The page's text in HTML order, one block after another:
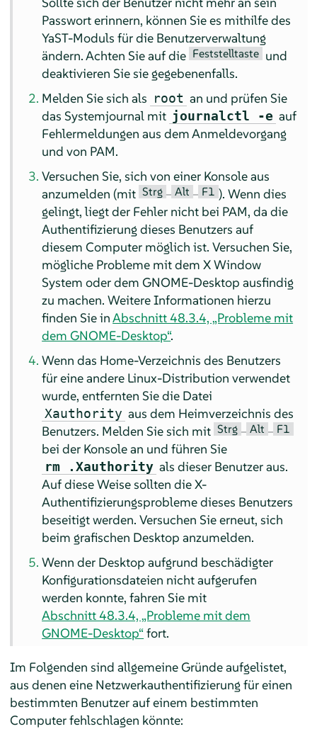
Passwort erinnern, können Sie es mithilfe des
YaST-Moduls für die Benutzerverwaltung
ändern. Achten Sie auf die Feststelltaste und
deaktivieren Sie sie gegebenenfalls.
Melden Sie sich als root an und prüfen Sie
das Systemjournal mit journalctl -e auf
Fehlermeldungen aus dem Anmeldevorgang
und von PAM.
Versuchen Sie, sich von einer Konsole aus
anzumelden (mit Strg – Alt – F1 ). Wenn dies
gelingt, liegt der Fehler nicht bei PAM, da die
Authentifizierung dieses Benutzers auf
diesem Computer möglich ist. Versuchen Sie,
mögliche Probleme mit dem X Window
System oder dem GNOME-Desktop ausfindig
zu machen. Weitere Informationen hierzu
finden Sie inAbschnitt 48.3.4, „Probleme mit
dem GNOME-Desktop“.
Wenn das Home-Verzeichnis des Benutzers
für eine andere Linux-Distribution verwendet
wurde, entfernten Sie die Datei
Xauthority aus dem Heimverzeichnis des
Benutzers. Melden Sie sich mit Strg – Alt – F1
bei der Konsole an und führen Sie
rm .Xauthority als dieser Benutzer aus.
Auf diese Weise sollten die X-
Authentifizierungsprobleme dieses Benutzers
beseitigt werden. Versuchen Sie erneut, sich
beim grafischen Desktop anzumelden.
Wenn der Desktop aufgrund beschädigter
Konfigurationsdateien nicht aufgerufen
werden konnte, fahren Sie mit
Abschnitt 48.3.4, „Probleme mit dem
GNOME-Desktop“fort.
Im Folgenden sind allgemeine Gründe aufgelistet,
aus denen eine Netzwerkauthentifizierung für einen
bestimmten Benutzer auf einem bestimmten
Computer fehlschlagen könnte: